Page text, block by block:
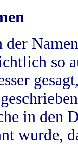
der
so
in
wurde,